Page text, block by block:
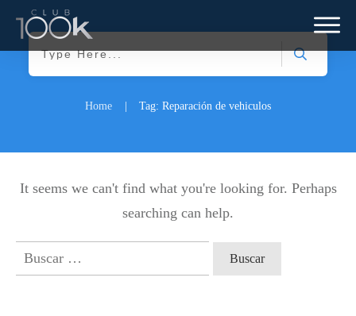
Home Tag: Reparación de vehiculos
It seems we can't find what you're looking for. Perhaps
searching can help.
Buscar: